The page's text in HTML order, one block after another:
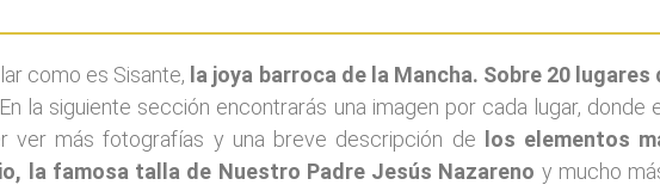
como es Sisante, la joya barroca de la Mancha. Sobre 20
. En la siguiente sección encontrarás una imagen por cada lugar,
ver más fotografías y una breve descripción de los elementos
la famosa talla de Nuestro Padre Jesús Nazareno y mucho